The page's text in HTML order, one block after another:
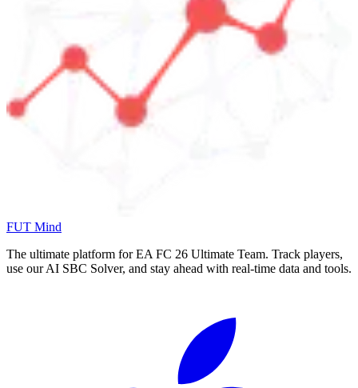
FUT Mind
The ultimate platform for EA FC 26 Ultimate Team. Track players,
use our AI SBC Solver, and stay ahead with real-time data and tools.